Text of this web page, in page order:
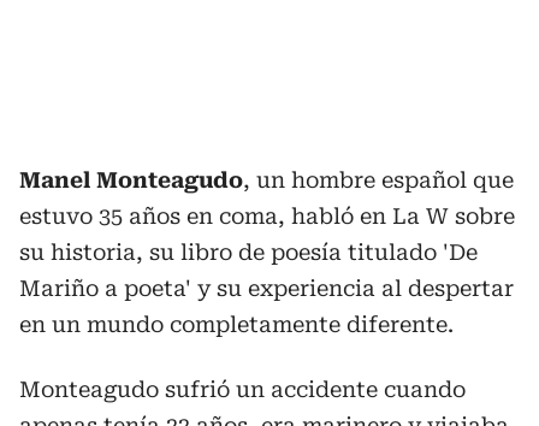
Manel Monteagudo, un hombre español que
estuvo 35 años en coma, habló en La W sobre
su historia, su libro de poesía titulado 'De
Mariño a poeta' y su experiencia al despertar
en un mundo completamente diferente.
Monteagudo sufrió un accidente cuando